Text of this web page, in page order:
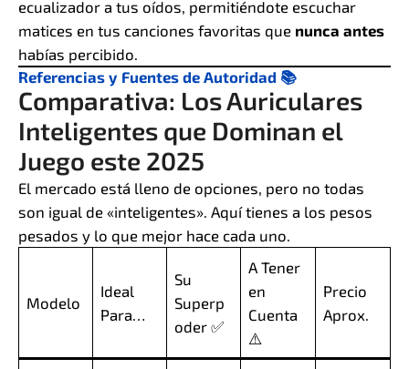
ecualizador a tus oídos, permitiéndote escuchar
matices en tus canciones favoritas que nunca antes
habías percibido.
Referencias y Fuentes de Autoridad 📚
Comparativa: Los Auriculares
Inteligentes que Dominan el
Juego este 2025
El mercado está lleno de opciones, pero no todas
son igual de «inteligentes». Aquí tienes a los pesos
pesados y lo que mejor hace cada uno.
Modelo
Ideal
Para…
Su
Superp
oder ✅
A Tener
en
Cuenta
⚠️
Precio
Aprox.